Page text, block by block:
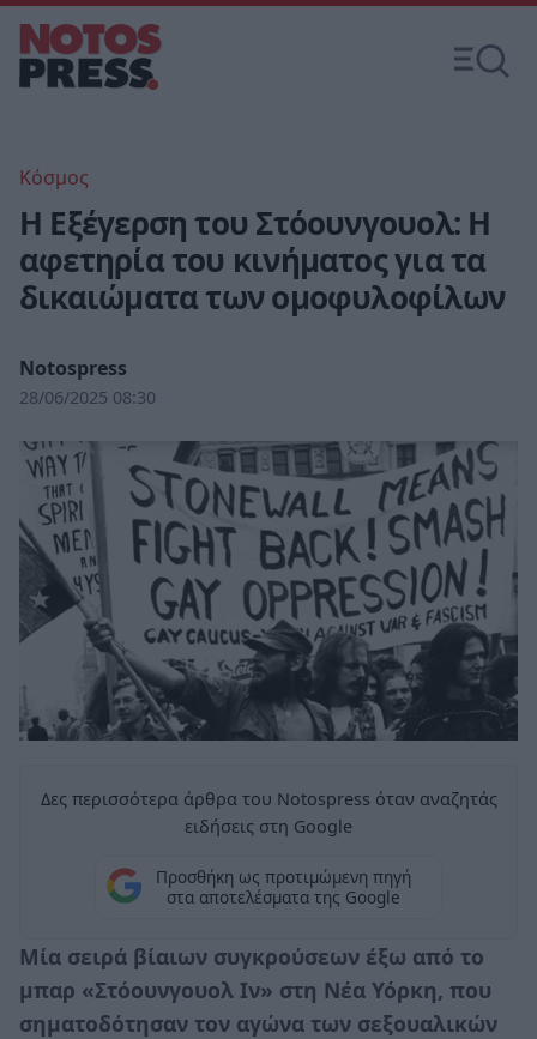
Κόσμος
Η Εξέγερση του Στόουνγουολ: Η
αφετηρία του κινήματος για τα
δικαιώματα των ομοφυλοφίλων
Notospress
28/06/2025 08:30
Δες περισσότερα άρθρα του Notospress όταν αναζητάς
ειδήσεις στη Google
Προσθήκη ως προτιμώμενη πηγή
στα αποτελέσματα της Google
Μία σειρά βίαιων συγκρούσεων έξω από το
μπαρ «Στόουνγουολ Ιν» στη Νέα Υόρκη, που
σηματοδότησαν τον αγώνα των σεξουαλικών